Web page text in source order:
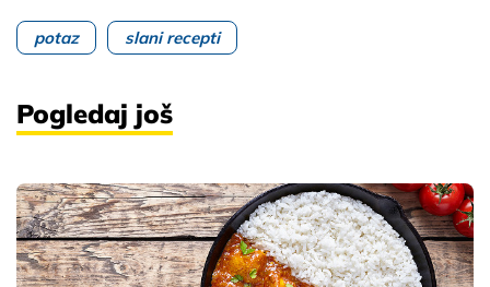
potaz slani recepti
Pogledaj još